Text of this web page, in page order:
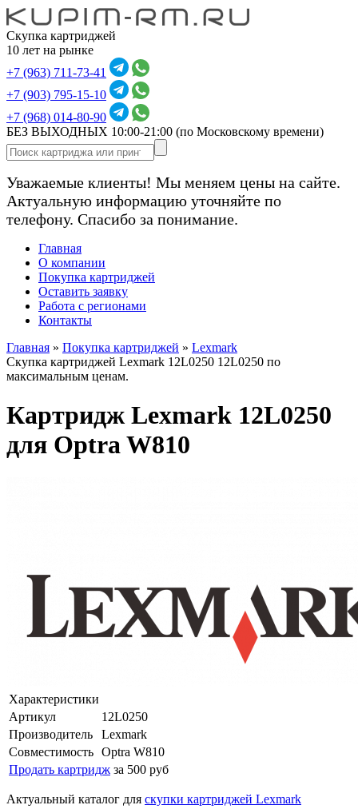
Скупка картриджей
10 лет на рынке
+7 (963) 711-73-41
+7 (903) 795-15-10
+7 (968) 014-80-90
БЕЗ ВЫХОДНЫХ 10:00-21:00 (по Московскому времени)
Уважаемые клиенты! Мы меняем цены на сайте.
Актуальную информацию уточняйте по
телефону. Спасибо за понимание.
Главная
О компании
Покупка картриджей
Оставить заявку
Работа с регионами
Контакты
Главная » Покупка картриджей » Lexmark
Скупка картриджей Lexmark 12L0250 12L0250 по
максимальным ценам.
Картридж Lexmark 12L0250
для Optra W810
Характеристики
Артикул
12L0250
Производитель
Lexmark
Совместимость Optra W810
Продать картридж за 500 руб
Актуальный каталог для скупки картриджей Lexmark